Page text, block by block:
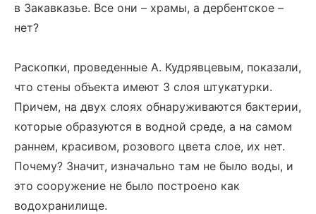
в Закавказье. Все они – храмы, а дербентское –
нет?
Раскопки, проведенные А. Кудрявцевым, показали,
что стены объекта имеют 3 слоя штукатурки.
Причем, на двух слоях обнаруживаются бактерии,
которые образуются в водной среде, а на самом
раннем, красивом, розового цвета слое, их нет.
Почему? Значит, изначально там не было воды, и
это сооружение не было построено как
водохранилище.